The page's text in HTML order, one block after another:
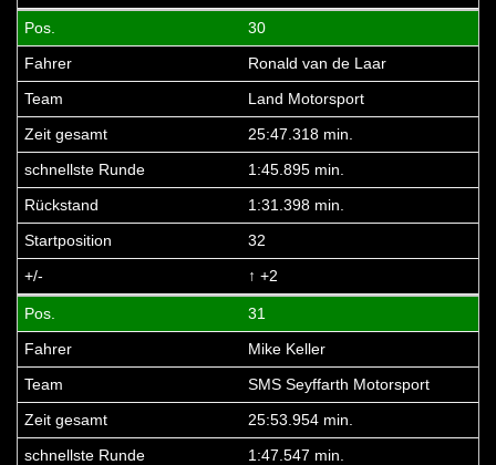
30
Ronald van de Laar
Land Motorsport
25:47.318 min.
1:45.895 min.
1:31.398 min.
32
↑ +2
31
Mike Keller
SMS Seyffarth Motorsport
25:53.954 min.
1:47.547 min.